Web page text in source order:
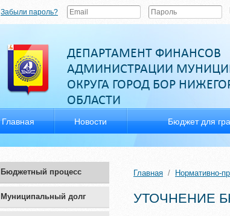
Бюджетный процесс
Муниципальный долг
Главная / Нормативно-
УТОЧНЕНИЕ
Забыли пароль?
ДЕПАРТАМЕНТ ФИНАНСОВ
АДМИНИСТРАЦИИ
ОКРУГА ГОРОД БОР
ОБЛАСТИ
Главная Новости Бюджет для